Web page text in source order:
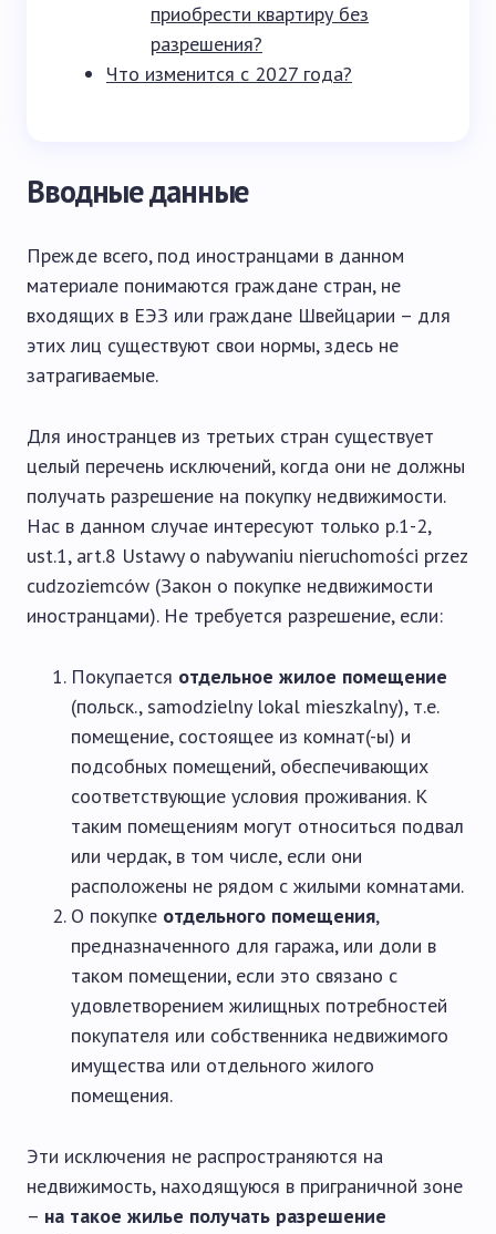
приобрести квартиру без
разрешения?
Что изменится с 2027 года?
Вводные данные
Прежде всего, под иностранцами в данном
материале понимаются граждане стран, не
входящих в ЕЭЗ или граждане Швейцарии – для
этих лиц существуют свои нормы, здесь не
затрагиваемые.
Для иностранцев из третьих стран существует
целый перечень исключений, когда они не должны
получать разрешение на покупку недвижимости.
Нас в данном случае интересуют только p.1-2,
ust.1, art.8 Ustawy o nabywaniu nieruchomości przez
cudzoziemców (Закон о покупке недвижимости
иностранцами). Не требуется разрешение, если:
Покупается отдельное жилое помещение
(польск., samodzielny lokal mieszkalny), т.е.
помещение, состоящее из комнат(-ы) и
подсобных помещений, обеспечивающих
соответствующие условия проживания. К
таким помещениям могут относиться подвал
или чердак, в том числе, если они
расположены не рядом с жилыми комнатами.
О покупке отдельного помещения,
предназначенного для гаража, или доли в
таком помещении, если это связано с
удовлетворением жилищных потребностей
покупателя или собственника недвижимого
имущества или отдельного жилого
помещения.
Эти исключения не распространяются на
недвижимость, находящуюся в приграничной зоне
– на такое жилье получать разрешение